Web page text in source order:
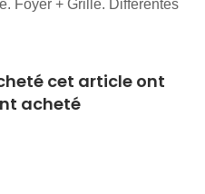
Foyer + Grille. Différentes
cet article ont
acheté